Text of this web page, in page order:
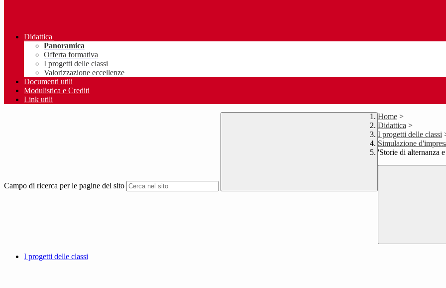
Didattica
Panoramica
Offerta formativa
I progetti delle classi
Valorizzazione eccellenze
Documenti utili
Modulistica e Crediti
Link utili
Campo di ricerca per le pagine del sito
Home >
Didattica >
I progetti delle classi
Simulazione
'Storie di alternanza
I progetti delle classi